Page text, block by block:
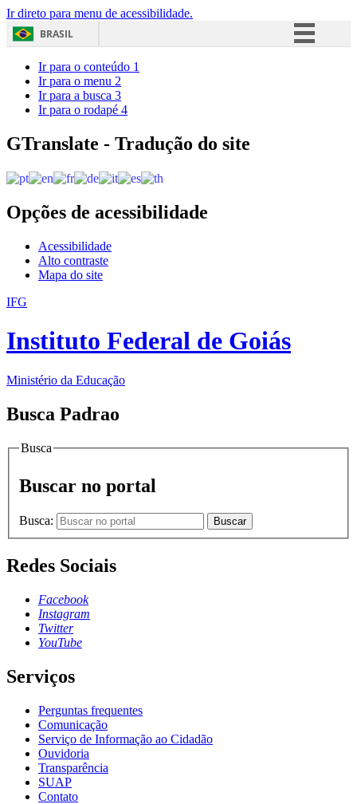
Ir direto para menu de acessibilidade.
BRASIL
Acesso à informação
Ir para o conteúdo 1
Ir para o menu 2
Ir para a busca 3
Ir para o rodapé 4
GTranslate - Tradução do site
Opções de acessibilidade
Acessibilidade
Alto contraste
Mapa do site
IFG
Instituto Federal de Goiás
Ministério da Educação
Busca Padrao
Busca
Buscar no portal
Busca: Buscar
Redes Sociais
Facebook
Instagram
Twitter
YouTube
Serviços
Perguntas frequentes
Comunicação
Serviço de Informação ao Cidadão
Ouvidoria
Transparência
SUAP
Contato